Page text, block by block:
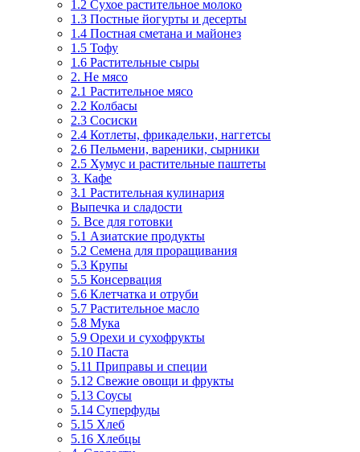
1.2 Сухое растительное молоко
1.3 Постные йогурты и десерты
1.4 Постная сметана и майонез
1.5 Тофу
1.6 Растительные сыры
2. Не мясо
2.1 Растительное мясо
2.2 Колбасы
2.3 Сосиски
2.4 Котлеты, фрикадельки, наггетсы
2.6 Пельмени, вареники, сырники
2.5 Хумус и растительные паштеты
3. Кафе
3.1 Растительная кулинария
Выпечка и сладости
5. Все для готовки
5.1 Азиатские продукты
5.2 Семена для проращивания
5.3 Крупы
5.5 Консервация
5.6 Клетчатка и отруби
5.7 Растительное масло
5.8 Мука
5.9 Орехи и сухофрукты
5.10 Паста
5.11 Приправы и специи
5.12 Свежие овощи и фрукты
5.13 Соусы
5.14 Суперфуды
5.15 Хлеб
5.16 Хлебцы